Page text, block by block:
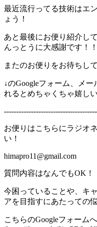
最近流行ってる技術はエ
ょう！
あと最後にお便り紹介し
んっとうに大感謝です！！
またのお便りをお待ちし
↓のGoogleフォーム、メ
れるとめちゃくちゃ嬉し
お便りはこちらにラジオ
い！
himapro11@gmail.com
質問内容はなんでもOK！
今困っていることや、キ
アを目指すにあたっての
こちらのGoogleフォーム